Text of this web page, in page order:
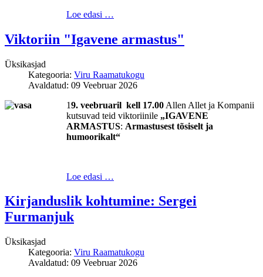
Loe edasi …
Viktoriin "Igavene armastus"
Üksikasjad
Kategooria: Viru Raamatukogu
Avaldatud: 09 Veebruar 2026
19. veebruaril kell 17.00 Allen Allet ja Kompanii
kutsuvad teid viktoriinile „IGAVENE
ARMASTUS: Armastusest tõsiselt ja
humoorikalt“
Loe edasi …
Kirjanduslik kohtumine: Sergei
Furmanjuk
Üksikasjad
Kategooria: Viru Raamatukogu
Avaldatud: 09 Veebruar 2026